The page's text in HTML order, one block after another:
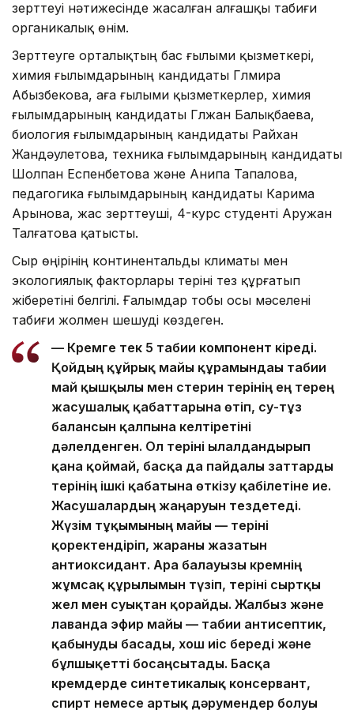
зерттеуі нәтижесінде жасалған алғашқы табиғи
органикалық өнім.
Зерттеуге орталықтың бас ғылыми қызметкері,
химия ғылымдарының кандидаты Гүлмира
Абызбекова, аға ғылыми қызметкерлер, химия
ғылымдарының кандидаты Гүлжан Балықбаева,
биология ғылымдарының кандидаты Райхан
Жандәулетова, техника ғылымдарының кандидаты
Шолпан Еспенбетова және Анипа Тапалова,
педагогика ғылымдарының кандидаты Карима
Арынова, жас зерттеуші, 4-курс студенті Аружан
Талғатова қатысты.
Сыр өңірінің континентальды климаты мен
экологиялық факторлары теріні тез құрғатып
жіберетіні белгілі. Ғалымдар тобы осы мәселені
табиғи жолмен шешуді көздеген.
— Кремге тек 5 табиғи компонент кіреді.
Қойдың құйрық майы құрамындағы табиғи
май қышқылы мен стерин терінің ең терең
жасушалық қабаттарына өтіп, су-тұз
балансын қалпына келтіретіні
дәлелденген. Ол теріні ылғалдандырып
қана қоймай, басқа да пайдалы заттарды
терінің ішкі қабатына өткізу қабілетіне ие.
Жасушалардың жаңаруын тездетеді.
Жүзім тұқымының майы — теріні
қоректендіріп, жараны жазатын
антиоксидант. Ара балауызы кремнің
жұмсақ құрылымын түзіп, теріні сыртқы
жел мен суықтан қорғайды. Жалбыз және
лаванда эфир майы — табиғи антисептик,
қабынуды басады, хош иіс береді және
бұлшықетті босаңсытады. Басқа
кремдерде синтетикалық консервант,
спирт немесе артық дәрумендер болуы